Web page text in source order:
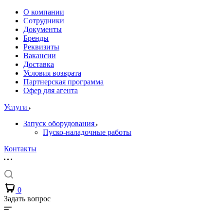
О компании
Сотрудники
Документы
Бренды
Реквизиты
Вакансии
Доставка
Условия возврата
Партнерская программа
Офер для агента
Услуги
Запуск оборудования
Пуско-наладочные работы
Контакты
0
Задать вопрос